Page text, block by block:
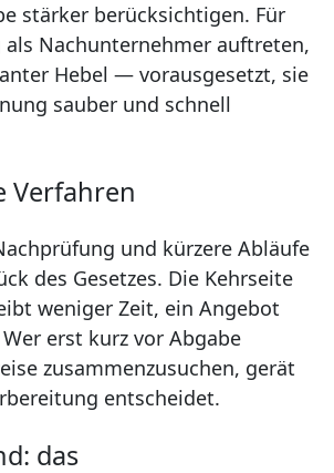
stärker berücksichtigen. Für
als Nachunternehmer auftreten,
Hebel — vorausgesetzt, sie
sauber und schnell
Verfahren
und kürzere Abläufe
des Gesetzes. Die Kehrseite
weniger Zeit, ein Angebot
erst kurz vor Abgabe
zusammenzusuchen, gerät
entscheidet.
das